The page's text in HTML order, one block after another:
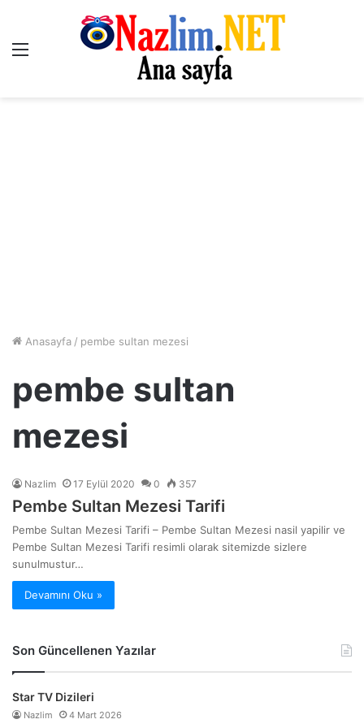
Menü
Anasayfa / pembe sultan mezesi
pembe sultan
mezesi
Nazlim 17 Eylül 2020 0 357
Pembe Sultan Mezesi Tarifi
Pembe Sultan Mezesi Tarifi – Pembe Sultan Mezesi nasil yapilir ve
Pembe Sultan Mezesi Tarifi resimli olarak sitemizde sizlere
sunulmustur…
Devamını Oku »
Son Güncellenen Yazılar
Star TV Dizileri
Nazlim 4 Mart 2026